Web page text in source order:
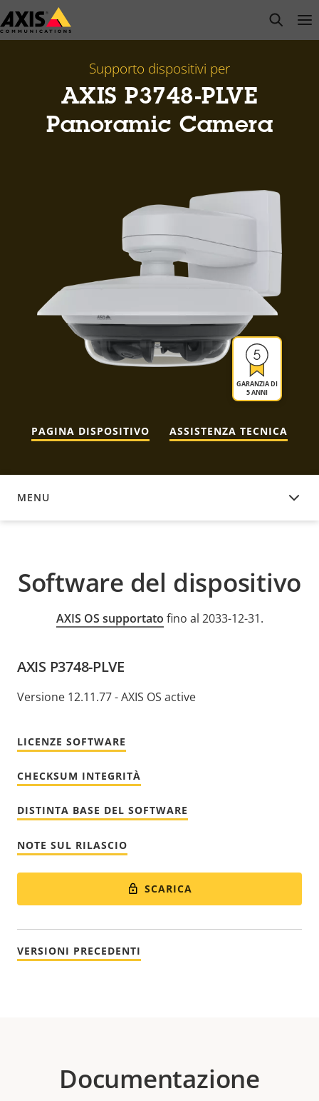
Salta
al
open
Supporto dispositivi per
AXIS P3748-PLVE
Panoramic Camera
GARANZIA DI
5 ANNI
PAGINA DISPOSITIVO ASSISTENZA TECNICA
MENU
SOFTWARE DEL DISPOSITIVO
Software del dispositivo
AXIS OS supportato fino al 2033-12-31.
AXIS P3748-PLVE
Versione 12.11.77 - AXIS OS active
LICENZE SOFTWARE
CHECKSUM INTEGRITÀ
DISTINTA BASE DEL SOFTWARE
NOTE SUL RILASCIO
SCARICA
VERSIONI PRECEDENTI
Documentazione